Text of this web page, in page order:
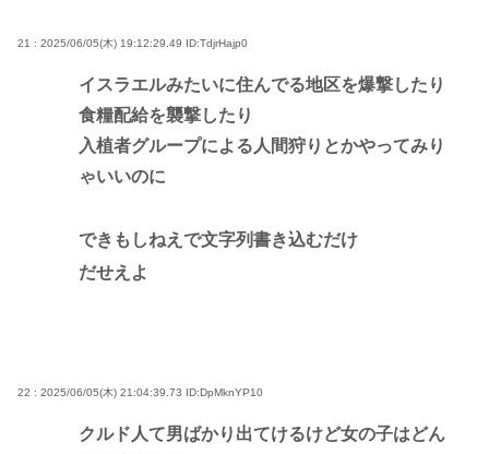
21 : 2025/06/05(木) 19:12:29.49 ID:TdjrHajp0
イスラエルみたいに住んでる地区を爆撃したり
食糧配給を襲撃したり
入植者グループによる人間狩りとかやってみり
ゃいいのに
できもしねえで文字列書き込むだけ
だせえよ
22 : 2025/06/05(木) 21:04:39.73 ID:DpMknYP10
クルド人て男ばかり出てけるけど女の子はどん